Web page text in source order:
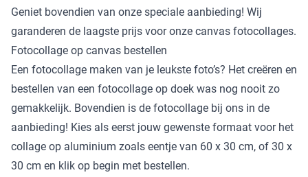
Geniet bovendien van onze speciale aanbieding! Wij
garanderen de laagste prijs voor onze canvas fotocollages.
Fotocollage op canvas bestellen
Een fotocollage maken van je leukste foto’s? Het creëren en
bestellen van een fotocollage op doek was nog nooit zo
gemakkelijk. Bovendien is de fotocollage bij ons in de
aanbieding! Kies als eerst jouw gewenste formaat voor het
collage op aluminium zoals eentje van 60 x 30 cm, of 30 x
30 cm en klik op begin met bestellen.